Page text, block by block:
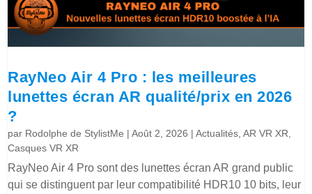
RayNeo Air 4 Pro : les meilleures
lunettes écran AR qualité/prix en 2026
?
par Rodolphe de StylistMe |Août 2, 2026 |Actualités ,AR VR XR
Casques VR XR
RayNeo Air 4 Pro sont des lunettes écran AR grand public
qui se distinguent par leur compatibilité HDR10 10 bits, leur